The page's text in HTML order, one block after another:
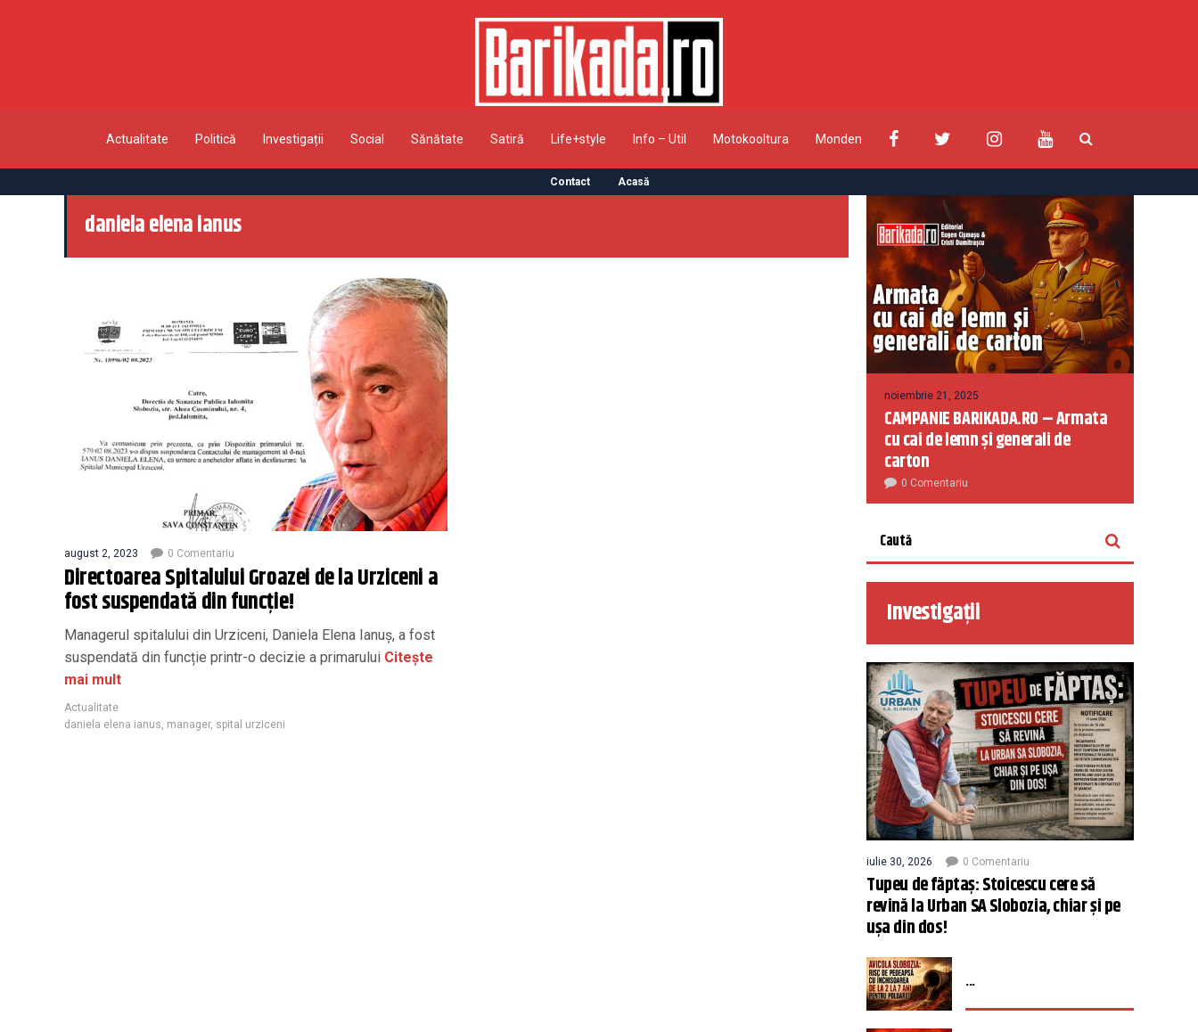
Actualitate Politică Investigații Social Sănătate Satiră Life+style Info – Util Motokooltura Monden
Contact Acasă
daniela elena ianus
august 2, 2023 0 Comentariu
Directoarea Spitalului Groazei de la Urziceni a
fost suspendată din funcție!
Managerul spitalului din Urziceni, Daniela Elena Ianuș, a fost
suspendată din funcție printr-o decizie a primarului Citește
mai mult
Actualitate
daniela elena ianus manager, spital urziceni
noiembrie 21, 2025
CAMPANIE BARIKADA.RO – Armata
cu cai de lemn și generali de
carton
0 Comentariu
Investigații
iulie 30, 2026 0 Comentariu
Tupeu de făptaș: Stoicescu cere să
revină la Urban SA Slobozia, chiar și pe
ușa din dos!
...